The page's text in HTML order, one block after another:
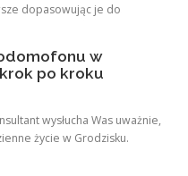
dopasowując je do
w
po kroku
wysłucha Was uważnie,
życie w Grodzisku.